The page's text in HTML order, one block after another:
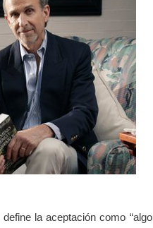
define la aceptación como